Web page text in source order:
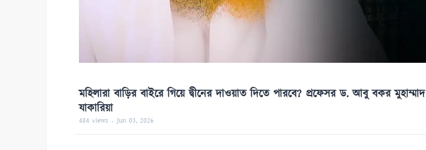
মহিলারা বাড়ির বাইরে গিয়ে দ্বীনের দাওয়াত দিতে পারবে? প্রফেসর ড. আবু বকর মুহাম্মাদ
যাকারিয়া
484 views Jun 03, 2026